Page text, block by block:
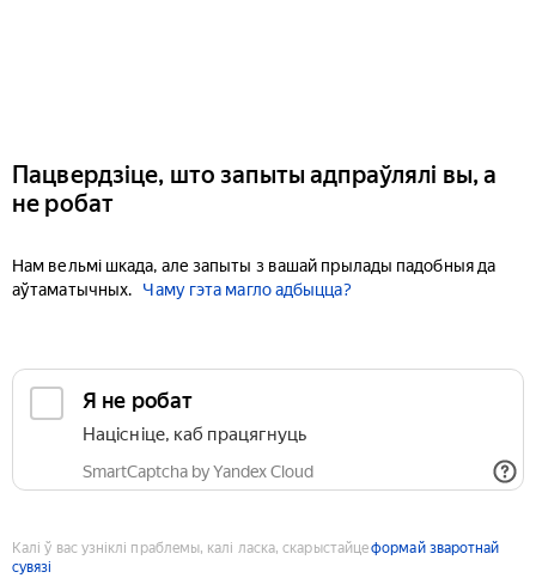
Пацвердзіце, што запыты адпраўлялі вы, а
не робат
Нам вельмі шкада, але запыты з вашай прылады падобныя да
аўтаматычных.
Чаму гэта магло адбыцца?
Я не робат
Націсніце, каб працягнуць
SmartCaptcha by Yandex Cloud
Калі ў вас узніклі праблемы, калі ласка, скарыстайцеформай зваротнай
сувязі